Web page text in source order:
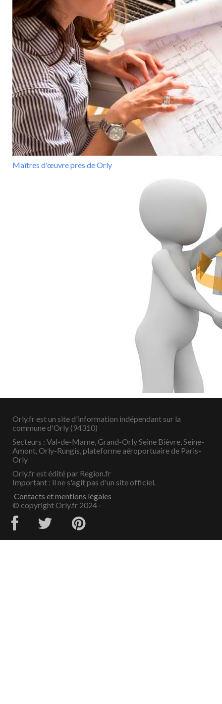
Maîtres d'œuvre près de Orly
Orly.fr est un site d'information indépendant sur la
commune d'Orly (94310)
Secteurs : Val-de-Marne, Grand-Orly Seine Bièvre, Seine-
Amont, Orly-Rungis, plateforme aéroportuaire de Paris-
Orly
Orly.fr est édité par Region.fr
Important : il ne s'agit pas d'un site officiel.
Contacts et mentions légales
© copyright Orly.fr 2024 -